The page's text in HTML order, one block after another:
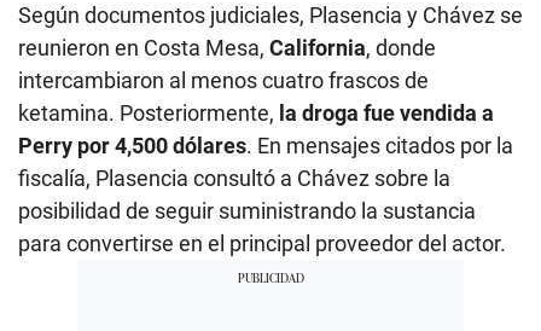
Según documentos judiciales, Plasencia y Chávez se
reunieron en Costa Mesa, California, donde
intercambiaron al menos cuatro frascos de
ketamina. Posteriormente, la droga fue vendida a
Perry por 4,500 dólares. En mensajes citados por la
fiscalía, Plasencia consultó a Chávez sobre la
posibilidad de seguir suministrando la sustancia
para convertirse en el principal proveedor del actor.